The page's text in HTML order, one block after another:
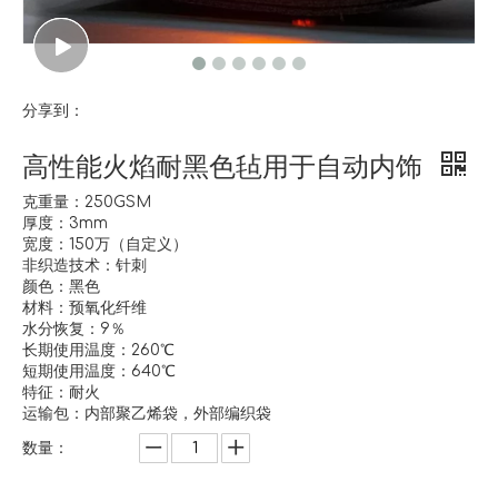
分享到：
高性能火焰耐黑色毡用于自动内饰
克重量：250GSM
厚度：3mm
宽度：150万（自定义）
非织造技术：针刺
颜色：黑色
材料：预氧化纤维
水分恢复：9％
长期使用温度：260℃
短期使用温度：640℃
特征：耐火
运输包：内部聚乙烯袋，外部编织袋
数量：